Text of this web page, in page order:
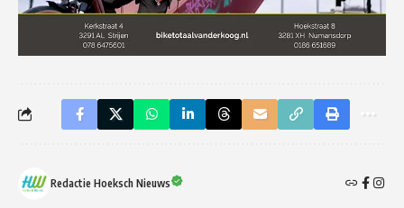
Redactie Hoeksch Nieuws